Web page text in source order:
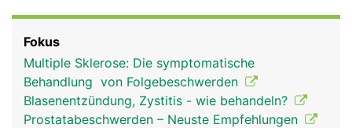
Rubriken
Die Nieren dienen der Harnbildung, die Harnleiter
zum Harntransport in die Blase, die Harnblase zur
Harnspeicherung und die Harnröhre zur
Harnausscheidung.
Fokus
Multiple Sklerose: Die symptomatische
Behandlung von Folgebeschwerden
Blasenentzündung, Zystitis - wie behandeln?
Prostatabeschwerden – Neuste Empfehlungen